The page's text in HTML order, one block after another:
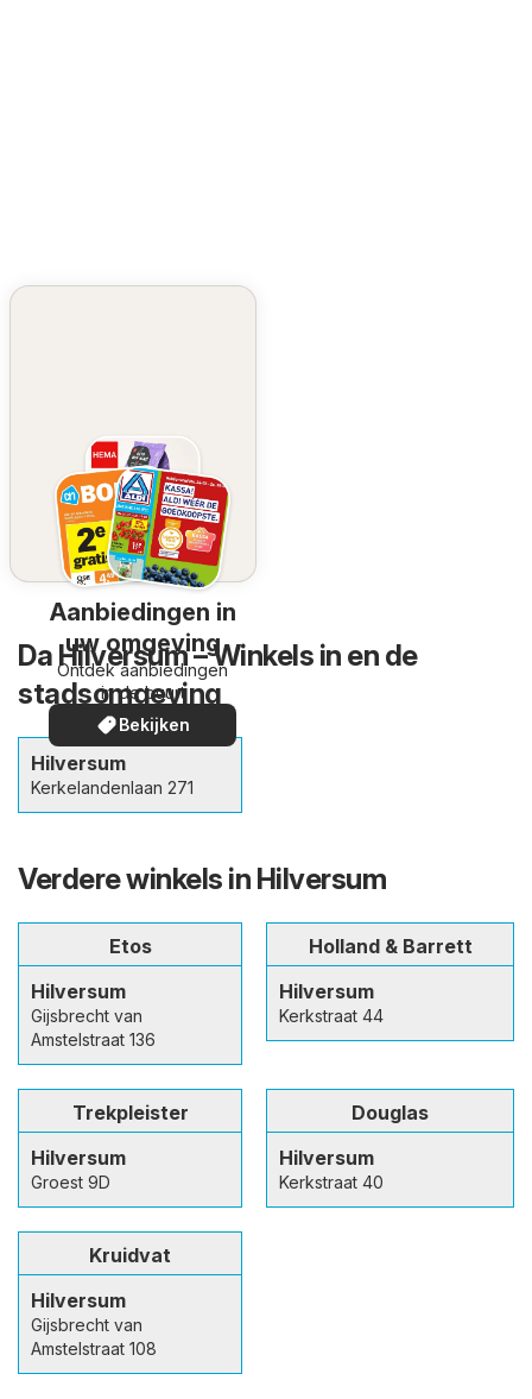
Aanbiedingen in
uw omgeving
Ontdek aanbiedingen
in de buurt
Bekijken
Da Hilversum – Winkels in en de
stadsomgeving
Hilversum
Kerkelandenlaan 271
Verdere winkels in Hilversum
Etos
Hilversum
Gijsbrecht van
Amstelstraat 136
Holland & Barrett
Hilversum
Kerkstraat 44
Trekpleister
Hilversum
Groest 9D
Douglas
Hilversum
Kerkstraat 40
Kruidvat
Hilversum
Gijsbrecht van
Amstelstraat 108